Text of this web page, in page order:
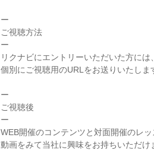
ー
ご視聴方法
ー
リクナビにエントリーいただいた方には、
個別にご視聴用のURLをお送りいたしま
ー
ご視聴後
ー
WEB開催のコンテンツと対面開催のレッ
動画をみて当社に興味をお持ちいただけ